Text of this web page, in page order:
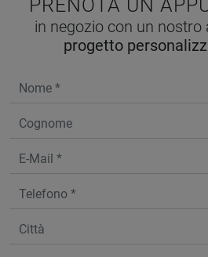
PRENOTA UN
in negozio con un nostro
progetto